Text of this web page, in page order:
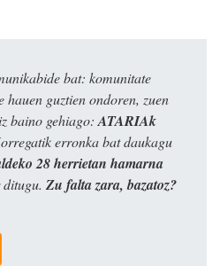
bat: komunitate
hauen guztien ondoren, zuen
baino gehiago: ATARIAk
erronka bat daukagu
28 herrietan hamarna
Zu falta zara, bazatoz?